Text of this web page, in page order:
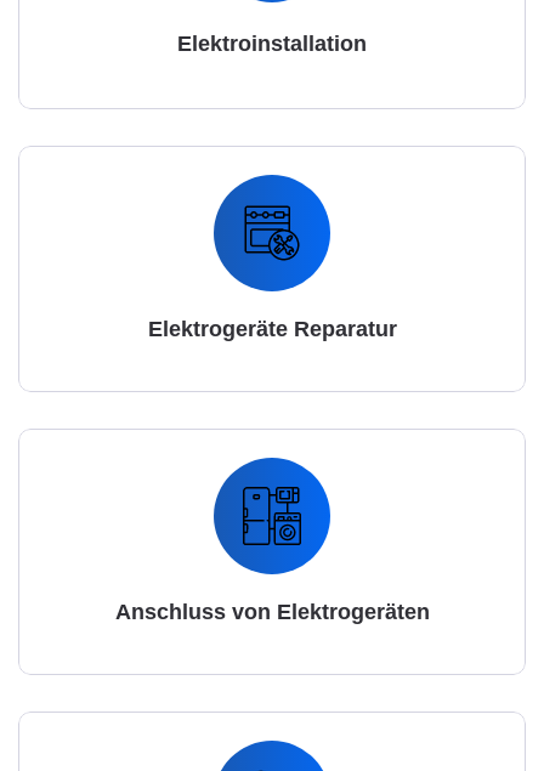
Elektroinstallation
Elektrogeräte Reparatur
Anschluss von Elektrogeräten